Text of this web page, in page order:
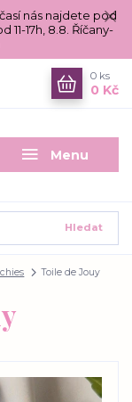
nás najdete pod
17h, 8.8. Říčany-
Menu
Hledat
0 ks
0 Kč
Toile de Jouy